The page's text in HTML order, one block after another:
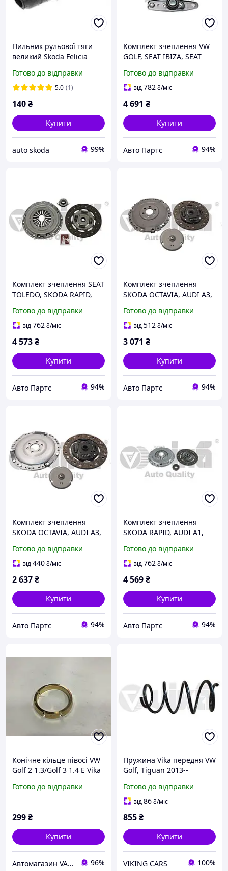
Пильник рульової тяги
великий Skoda Felicia
Готово до відправки
5.0 (1)
140₴
Купити
auto skoda 99%
Комплект зчеплення VW
GOLF, SEAT IBIZA, SEAT
Готово до відправки
від782₴/міс
4 691 ₴
Купити
Авто Партс 94%
Комплект зчеплення SEAT
TOLEDO, SKODA RAPID,
Готово до відправки
від762₴/міс
4 573₴
Купити
Авто Партс 94%
Комплект зчеплення
SKODA OCTAVIA, AUDI A3,
(31411674601)
Готово до відправки
від512₴/міс
3 071 ₴
Купити
Авто Партс 94%
Комплект зчеплення
SKODA OCTAVIA, AUDI A3,
(11981629601)
Готово до відправки
від440₴/міс
2 637₴
Купити
Авто Партс 94%
Комплект зчеплення
SKODA RAPID, AUDI A1,
(K31473901)
Готово до відправки
від762₴/міс
4 569₴
Купити
Авто Партс 94%
Конічне кільце півосі VW
Golf 2 1.3/Golf 3 1.4 E Vika
Готово до відправки
299₴
Купити
Автомагазин VAG-SKLAD 96%
Пружина Vika передня VW
Golf, Tiguan 2013--
Готово до відправки
від86₴/міс
855₴
Купити
VIKING CARS 100%